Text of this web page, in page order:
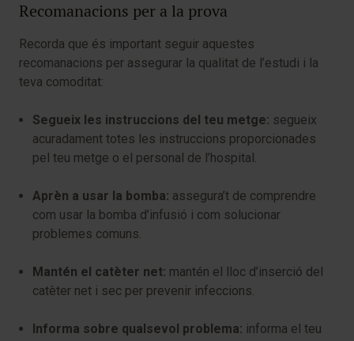
Recomanacions per a la prova
Recorda que és important seguir aquestes
recomanacions per assegurar la qualitat de l’estudi i la
teva comoditat:
Segueix les instruccions del teu metge: segueix
acuradament totes les instruccions proporcionades
pel teu metge o el personal de l’hospital.
Aprèn a usar la bomba: assegura’t de comprendre
com usar la bomba d’infusió i com solucionar
problemes comuns.
Mantén el catèter net: mantén el lloc d’inserció del
catèter net i sec per prevenir infeccions.
Informa sobre qualsevol problema: informa el teu